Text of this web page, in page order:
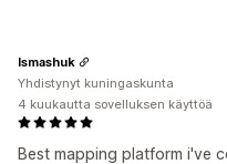
Best mapping platform i've
Ismashuk
Yhdistynyt kuningaskunta
4 kuukautta sovelluksen käyttöä